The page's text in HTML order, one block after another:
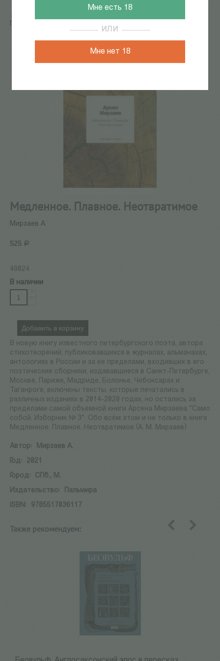
Мне есть 18
ИЛИ
Мне нет 18
Плавное. Неотвратимое
Медленное. Плавное. Неотвратимое
Мирзаев А.
525 Р
49024
В наличии
Добавить в корзину
В новую книгу известного петербургского поэта, автора
стихотворений, публиковавшихся в журналах, альманахах,
антологиях в России и за ее пределами, входивших в его
поэтические сборники, издававшиеся в Санкт-Петербурге,
Москве, Париже, Мадриде, Болонье, Чебоксарах и
Таганроге, включены тексты, которые печатались в
различных изданиях в 2014-2020 годах, но остались за
пределами самой объемной книги Арсена Мирзаева "Само
собой. Изборник № 3". Обо всём этом и не только в книге
Медленное. Плавное. Неотвратимое (А. М. Мирзаев)
Автор:
Мирзаев А.
Год:
2021
Город:
СПб., М.
Издательство:
Пальмира
ISBN:
9785517036117
Также рекомендуем: